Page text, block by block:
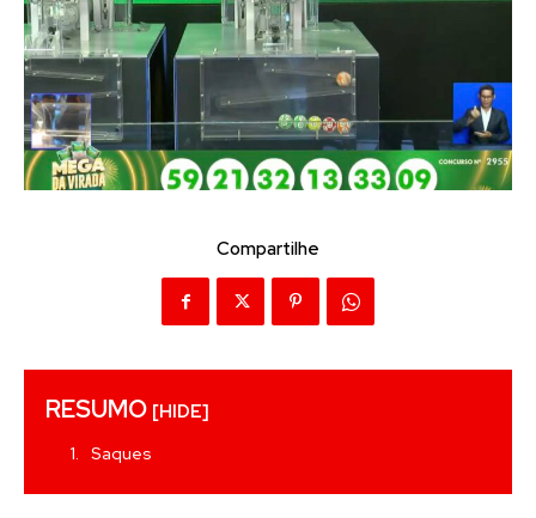
Compartilhe
RESUMO [HIDE]
Saques